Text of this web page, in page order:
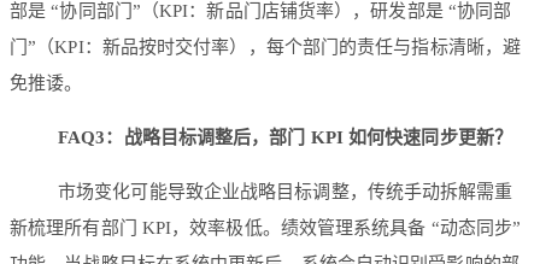
部是 “协同部门”（KPI：新品门店铺货率），研发部是 “协同部
门”（KPI：新品按时交付率），每个部门的责任与指标清晰，避
免推诿。
FAQ3：战略目标调整后，部门 KPI 如何快速同步更新？
市场变化可能导致企业战略目标调整，传统手动拆解需重
新梳理所有部门 KPI，效率极低。绩效管理系统具备 “动态同步”